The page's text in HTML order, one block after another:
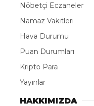
Nöbetçi Eczaneler
Namaz Vakitleri
Hava Durumu
Puan Durumları
Kripto Para
Yayınlar
HAKKIMIZDA